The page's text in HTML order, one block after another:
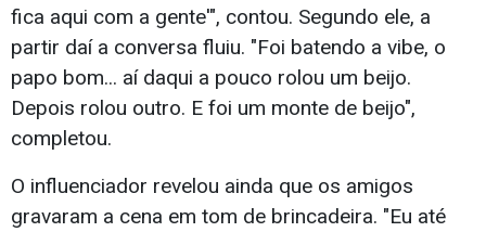
fica aqui com a gente'", contou. Segundo ele, a
partir daí a conversa fluiu. "Foi batendo a vibe, o
papo bom... aí daqui a pouco rolou um beijo.
Depois rolou outro. E foi um monte de beijo",
completou.
O influenciador revelou ainda que os amigos
gravaram a cena em tom de brincadeira. "Eu até